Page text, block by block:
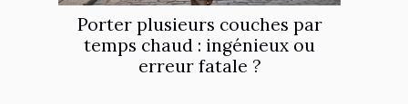
Porter plusieurs couches par
temps chaud : ingénieux ou
erreur fatale ?